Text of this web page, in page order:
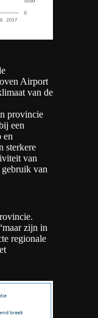
Airport
van de
provincie
een
en
sterkere
van
van
zijn in
regionale